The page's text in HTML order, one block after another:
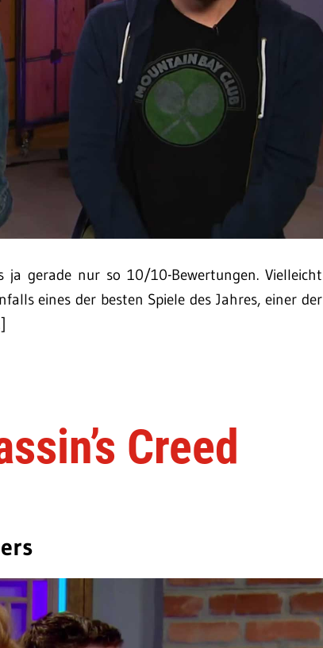
ja gerade nur so 10/10-Bewertungen. Vielleicht
eines der besten Spiele des Jahres, einer der
Creed